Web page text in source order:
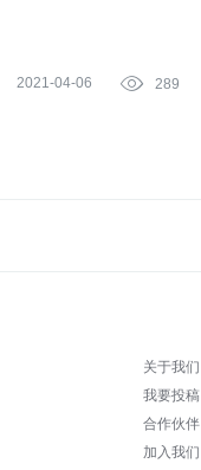
2021-04-06  289
关于我们
我要投稿
合作伙伴
加入我们